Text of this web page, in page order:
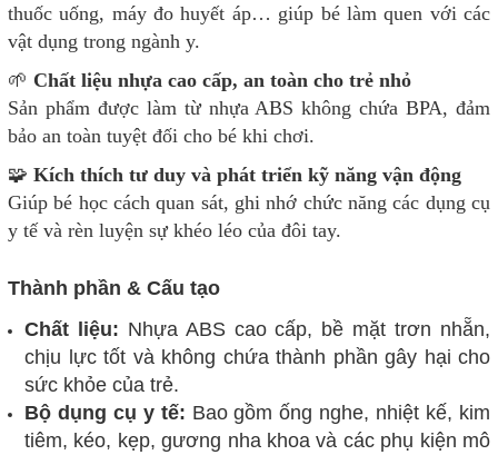
thuốc uống, máy đo huyết áp… giúp bé làm quen với các
vật dụng trong ngành y.
🌱 Chất liệu nhựa cao cấp, an toàn cho trẻ nhỏ
Sản phẩm được làm từ nhựa ABS không chứa BPA, đảm
bảo an toàn tuyệt đối cho bé khi chơi.
🧩 Kích thích tư duy và phát triển kỹ năng vận động
Giúp bé học cách quan sát, ghi nhớ chức năng các dụng cụ
y tế và rèn luyện sự khéo léo của đôi tay.
Thành phần & Cấu tạo
Chất liệu: Nhựa ABS cao cấp, bề mặt trơn nhẵn,
chịu lực tốt và không chứa thành phần gây hại cho
sức khỏe của trẻ.
Bộ dụng cụ y tế: Bao gồm ống nghe, nhiệt kế, kim
tiêm, kéo, kẹp, gương nha khoa và các phụ kiện mô